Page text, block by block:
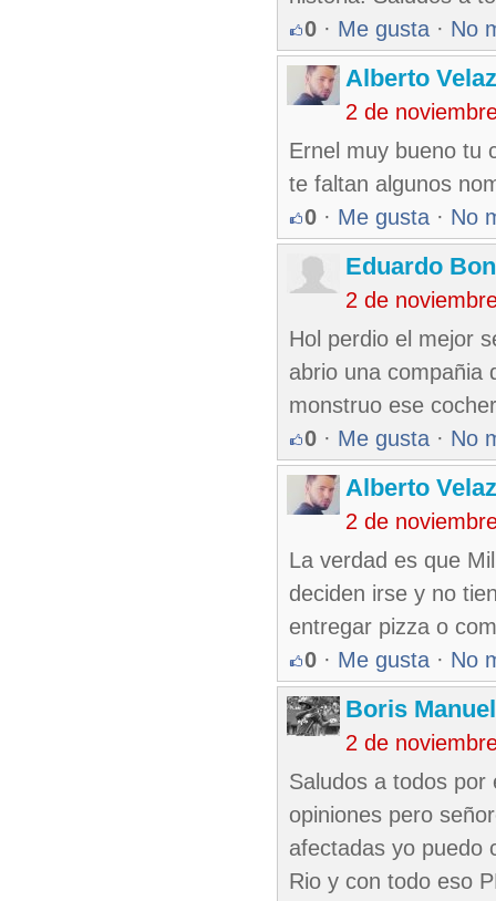
0 · Me gusta · No
Alberto
2 de
Ernel muy bueno tu
te faltan algunos
0 · Me gusta · No
Eduardo
2 de
Hol perdio el mejor
abrio una compañia
monstruo ese
0 · Me gusta · No
Alberto
2 de
La verdad es que
deciden irse y no
entregar pizza o
0 · Me gusta · No
Boris
2 de
Saludos a todos
opiniones pero
afectadas yo puedo
Rio y con todo eso